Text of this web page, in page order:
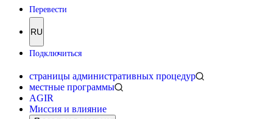
Перевести
RU
Подключиться
страницы административных процедур
местные программы
AGIR
Миссия и влияние